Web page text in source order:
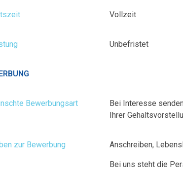
Vollzeit
Unbefristet
Bewerbungsart
Bei Interesse
Ihrer
zur Bewerbung Anschreiben,
Bei uns steht die